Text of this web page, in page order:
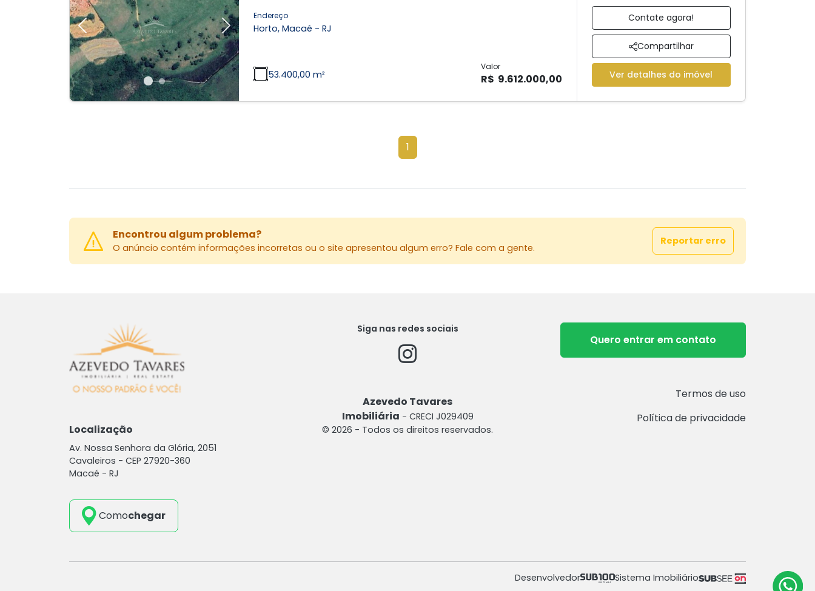
Previous Next
Endereço
Horto, Macaé - RJ
53.400,00 m²
Valor
R$ 9.612.000,00
Contate agora!
Compartilhar
Ver detalhes do imóvel
1
Encontrou algum problema?
O anúncio contém informações incorretas ou o site apresentou algum erro? Fale com a gente.
Reportar erro
Localização
Av. Nossa Senhora da Glória, 2051
Cavaleiros - CEP 27920-360
Macaé - RJ
Comochegar
Siga nas redes sociais
Azevedo Tavares
Imobiliária - CRECI J029409
© 2026 - Todos os direitos reservados.
Quero entrar em contato
Termos de uso
Política de privacidade
Desenvolvedor Sistema Imobiliário